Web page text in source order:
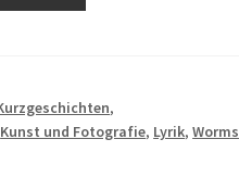
,
Kunst und Fotografie, Lyrik,Worms